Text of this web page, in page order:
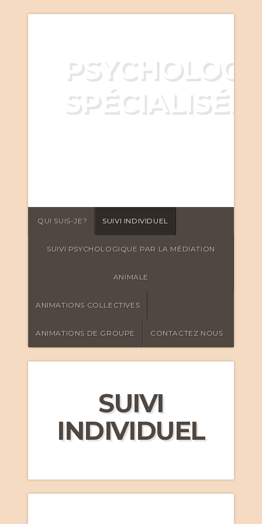
SPÉCIALISÉE
QUI SUIS-JE? SUIVI INDIVIDUEL
SUIVI PSYCHOLOGIQUE PAR LA MÉDIATION
ANIMALE
ANIMATIONS COLLECTIVES
ANIMATIONS DE GROUPE CONTACTEZ NOUS
SUIVI
INDIVIDUEL